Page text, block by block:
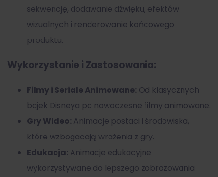
sekwencję, dodawanie dźwięku, efektów
wizualnych i renderowanie końcowego
produktu.
Wykorzystanie i Zastosowania:
Filmy i Seriale Animowane: Od klasycznych
bajek Disneya po nowoczesne filmy animowane.
Gry Wideo: Animacje postaci i środowiska,
które wzbogacają wrażenia z gry.
Edukacja: Animacje edukacyjne
wykorzystywane do lepszego zobrazowania